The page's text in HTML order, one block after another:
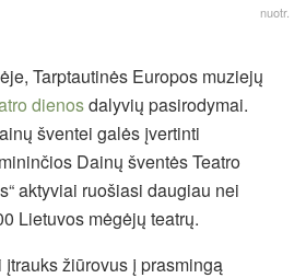
nuotr.
Tarptautinės Europos muziejų
dienosdalyvių pasirodymai.
šventei galės įvertinti
Dainų šventės Teatro
aktyviai ruošiasi daugiau nei
Lietuvos mėgėjų teatrų.
žiūrovus į prasmingą